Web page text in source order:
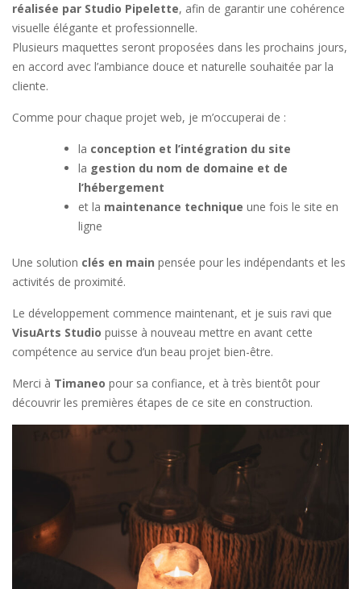
réalisée par Studio Pipelette, afin de garantir une cohérence
visuelle élégante et professionnelle.
Plusieurs maquettes seront proposées dans les prochains jours,
en accord avec l’ambiance douce et naturelle souhaitée par la
cliente.
Comme pour chaque projet web, je m’occuperai de :
la conception et l’intégration du site
la gestion du nom de domaine et de
l’hébergement
et la maintenance technique une fois le site en
ligne
Une solution clés en main pensée pour les indépendants et les
activités de proximité.
Le développement commence maintenant, et je suis ravi que
VisuArts Studio puisse à nouveau mettre en avant cette
compétence au service d’un beau projet bien-être.
Merci à Timaneo pour sa confiance, et à très bientôt pour
découvrir les premières étapes de ce site en construction.